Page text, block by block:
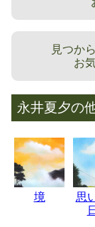
見つか
お
永井夏夕の
境
思